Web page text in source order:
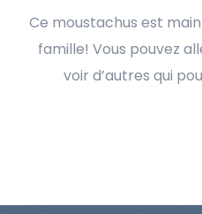
Ce moustachus est
famille! Vous pouvez
voir d’autres qui